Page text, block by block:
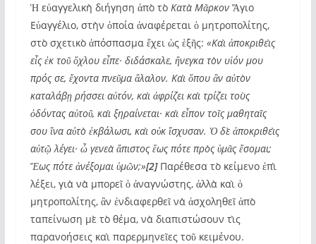
Ἡ εὐαγγελικὴ διήγηση ἀπὸ τὸ Κατὰ ΜᾶρκονἍγιο
Εὐαγγέλιο, στὴν ὁποία ἀναφέρεται ὁ μητροπολίτης,
στὸ σχετικὸ ἀπόσπασμα ἔχει ὡς ἑξῆς: «Καὶ ἀποκριθεὶς
εἷς ἐκ τοῦ ὄχλου εἶπε· διδάσκαλε, ἤνεγκα τὸν υἱόν μου
πρός σε, ἔχοντα πνεῦμα ἄλαλον. Καὶ ὅπου ἂν αὐτὸν
καταλάβῃ ρήσσει αὐτόν, καὶ ἀφρίζει καὶ τρίζει τοὺς
ὀδόντας αὐτοῦ, καὶ ξηραίνεται· καὶ εἶπον τοῖς μαθηταῖς
σου ἵνα αὐτὸ ἐκβάλωσι, καὶ οὐκ ἴσχυσαν. Ὁ δὲ ἀποκριθεὶς
αὐτῷ λέγει· ὦ γενεὰ ἄπιστος ἕως πότε πρὸς ὑμᾶς ἔσομαι;
Ἕως πότε ἀνέξομαι ὑμῶν;»[2]Παρέθεσα τὸ κείμενο ἐπὶ
λέξει, γιὰ νὰ μπορεῖ ὁ ἀναγνώστης, ἀλλὰ καὶ ὁ
μητροπολίτης, ἂν ἐνδιαφερθεῖ νὰ ἀσχοληθεῖ ἀπὸ
ταπείνωση μὲ τὸ θέμα, νὰ διαπιστώσουν τὶς
παρανοήσεις καὶ παρερμηνεῖες τοῦ κειμένου.